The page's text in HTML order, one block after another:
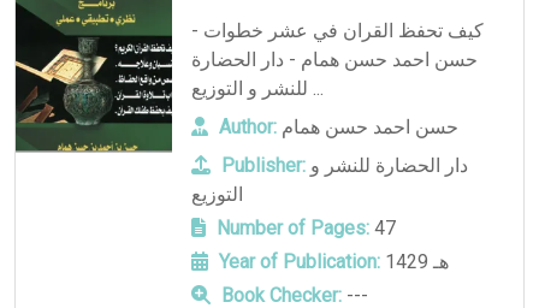
كيف تحفظ القران في عشر خطوات -
حسن احمد حسن همام - دار الحضارة
للنشر و التوزيع ...
Author: حسن احمد حسن همام
Publisher: دار الحضارة للنشر و
التوزيع
Number of Pages:47
Year of Publication:
1429 هـ
Book Checker:---